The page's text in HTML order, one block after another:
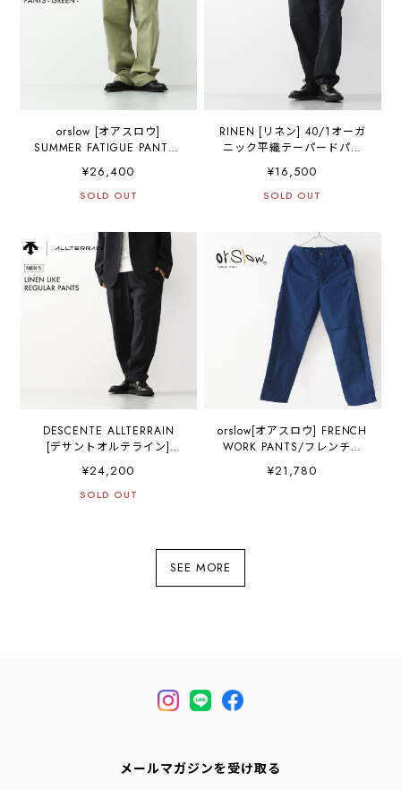
orslow [オアスロウ]
SUMMER FATIGUE PANTS -
GREEN -[01-5103-M16] サ
マーファティーグパンツ -
グリーン -・ファティーグパ
め・ライトキャンバス生
地・ワイドフィット・
MEN'S / LADY'S [2026SS]
¥26,400
SOLD OUT
RINEN [リネン] 40/1オーガ
ニック平織テーパードパン
ツ [R49600-M] テーパード
パンツ・リラックスパン
ツ・ベーシックパンツ・オ
MEN'S [2026SS]
¥16,500
SOLD OUT
DESCENTE ALLTERRAIN
[デサントオルテライン]
PANTS [DU6SLPI7M] リネン
ライクレギュラーパンツ・
¥24,200
SOLD OUT
orslow[オアスロウ] FRENCH
WORK PANTS/フレンチワ
ンバブエ cotton
¥21,780
SEE MORE
メールマガジンを受け取る